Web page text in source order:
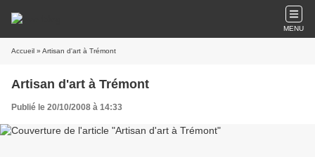
MENU
Accueil » Artisan d'art à Trémont
Artisan d'art à Trémont
Publié le 20/10/2008 à 14:33